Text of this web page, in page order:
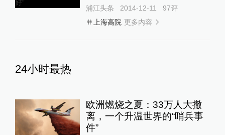
浦江头条 2014-12-11 97评
上海高院 更多内容
24小时最热
欧洲燃烧之夏：33万人大撤
离，一个升温世界的“哨兵事
件”